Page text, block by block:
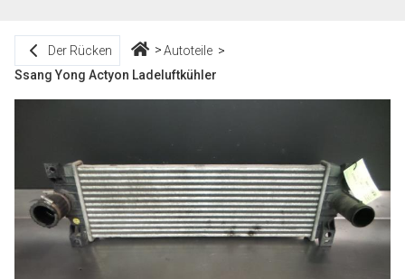
Der Rücken
Autoteile
Ssang Yong Actyon Ladeluftkühler